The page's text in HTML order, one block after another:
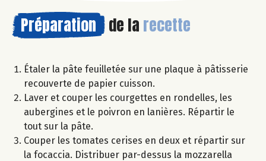
Préparation de la recette
Étaler la pâte feuilletée sur une plaque à pâtisserie
recouverte de papier cuisson.
Laver et couper les courgettes en rondelles, les
aubergines et le poivron en lanières. Répartir le
tout sur la pâte.
Couper les tomates cerises en deux et répartir sur
la focaccia. Distribuer par-dessus la mozzarella